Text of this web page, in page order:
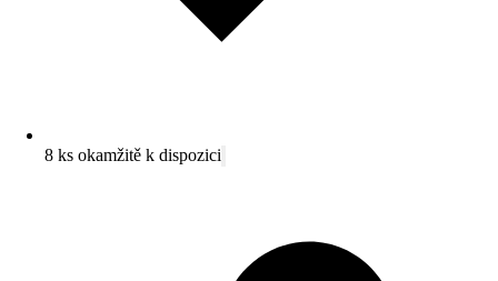
8 ks okamžitě k dispozici